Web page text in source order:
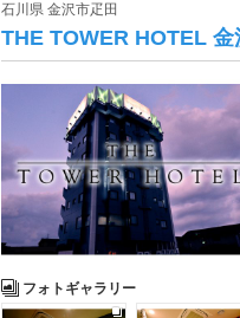
石川県 金沢市疋田
THE TOWER HOTEL
フォトギャラリー